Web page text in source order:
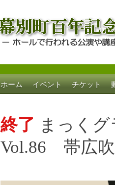
幕別町百年記
ホールで行われる公演や講座のご案内
ホーム イベント チケット
終了 まっく
Vol.86 帯広